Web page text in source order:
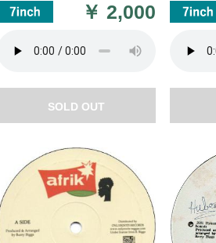
￥2,000
SOLD OUT